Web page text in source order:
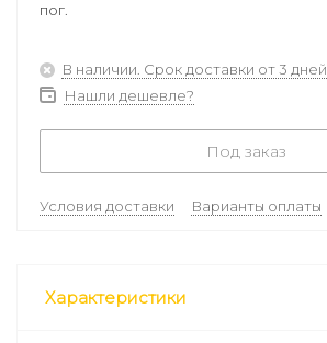
пог.
В наличии. Срок доставки от 3 дней
Нашли дешевле?
Под заказ
Условия доставки Варианты оплаты
Характеристики